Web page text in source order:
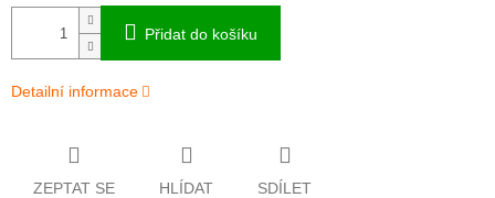
Přidat do košíku
Detailní informace
ZEPTAT SE HLÍDAT SDÍLET